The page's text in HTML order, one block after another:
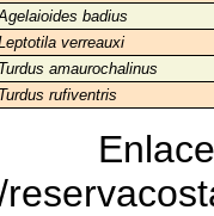
badius
verreauxi
Turdus amaurochalinus
Turdus rufiventris